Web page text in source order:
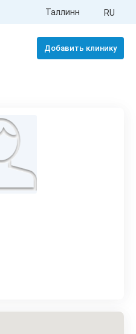
Таллинн RU
Добавить клинику